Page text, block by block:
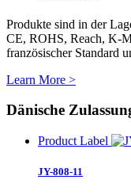
Produkte sind in der
CE, ROHS, Reach, K-
französischer Standard
Learn More >
Dänische
Product Label
JY-808-11